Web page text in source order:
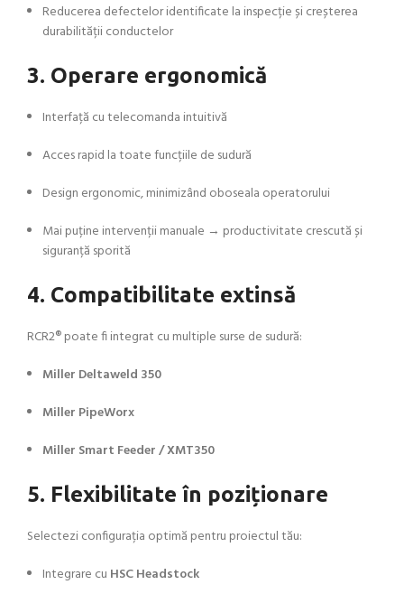
Reducerea defectelor identificate la inspecție și creșterea
durabilității conductelor
3. Operare ergonomică
Interfață cu telecomanda intuitivă
Acces rapid la toate funcțiile de sudură
Design ergonomic, minimizând oboseala operatorului
Mai puține intervenții manuale → productivitate crescută și
siguranță sporită
4. Compatibilitate extinsă
RCR2® poate fi integrat cu multiple surse de sudură:
Miller Deltaweld 350
Miller PipeWorx
Miller Smart Feeder / XMT350
5. Flexibilitate în poziționare
Selectezi configurația optimă pentru proiectul tău:
Integrare cu HSC Headstock